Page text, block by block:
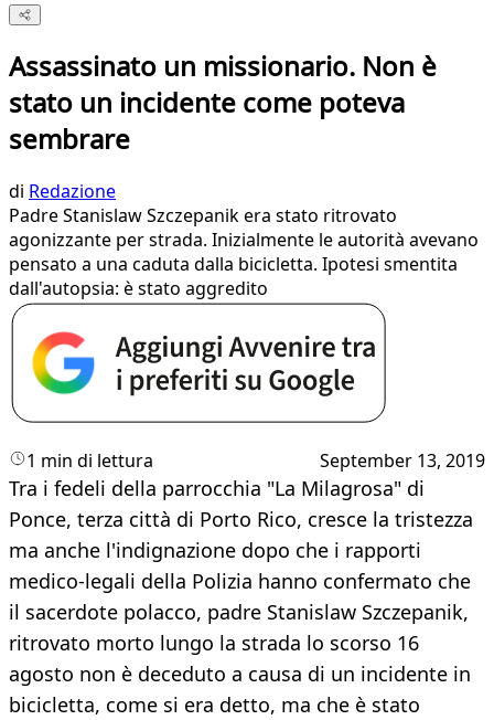
Assassinato un missionario. Non è
stato un incidente come poteva
sembrare
di Redazione
Padre Stanislaw Szczepanik era stato ritrovato
agonizzante per strada. Inizialmente le autorità avevano
pensato a una caduta dalla bicicletta. Ipotesi smentita
dall'autopsia: è stato aggredito
1 min di lettura September 13, 2019
Tra i fedeli della parrocchia "La Milagrosa" di
Ponce, terza città di Porto Rico, cresce la tristezza
ma anche l'indignazione dopo che i rapporti
medico-legali della Polizia hanno confermato che
il sacerdote polacco, padre Stanislaw Szczepanik,
ritrovato morto lungo la strada lo scorso 16
agosto non è deceduto a causa di un incidente in
bicicletta, come si era detto, ma che è stato